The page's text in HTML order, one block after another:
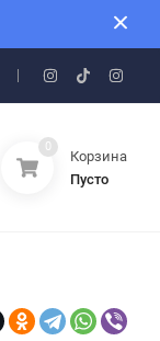
0
Корзина
Пусто